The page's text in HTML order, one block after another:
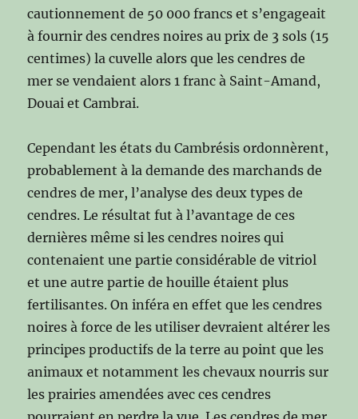
cautionnement de 50 000 francs et s’engageait
à fournir des cendres noires au prix de 3 sols (15
centimes) la cuvelle alors que les cendres de
mer se vendaient alors 1 franc à Saint-Amand,
Douai et Cambrai.
Cependant les états du Cambrésis ordonnèrent,
probablement à la demande des marchands de
cendres de mer, l’analyse des deux types de
cendres. Le résultat fut à l’avantage de ces
dernières même si les cendres noires qui
contenaient une partie considérable de vitriol
et une autre partie de houille étaient plus
fertilisantes. On inféra en effet que les cendres
noires à force de les utiliser devraient altérer les
principes productifs de la terre au point que les
animaux et notamment les chevaux nourris sur
les prairies amendées avec ces cendres